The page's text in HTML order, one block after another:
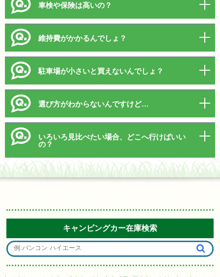
車検や保険は高いの？
維持費がかかるんでしょ？
駐車場が小さいと買えないんでしょ？
選び方がわからないんですけど…
いろいろ見比べたい場合、どこへ行けばいい
の？
キャンピングカー在庫検索